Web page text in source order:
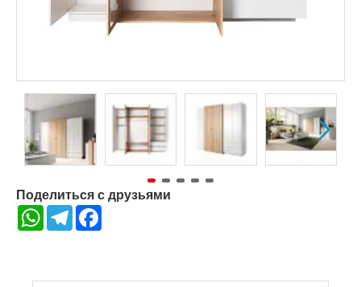
Поделиться с друзьями
WhatsAppTelegram